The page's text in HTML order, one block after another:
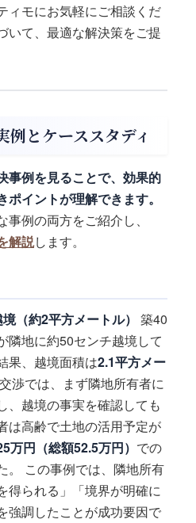
ィモにお気軽にご相談くだ
いて、最適な解決策をご提
例とケーススタディ
事例を見ることで、効果的
イントが理解できます。
例の両方をご紹介し、
解説します。
（約2平方メートル） 築40
隣地に約50センチ越境して
果、越境面積は2.1平方メー
渉では、まず隣地所有者に
、越境の事実を確認しても
は高齢で土地の活用予定が
万円（総額52.5万円） での
。 この事例では、隣地所有
得られる」「境界が明確に
強調したことが成功要因で